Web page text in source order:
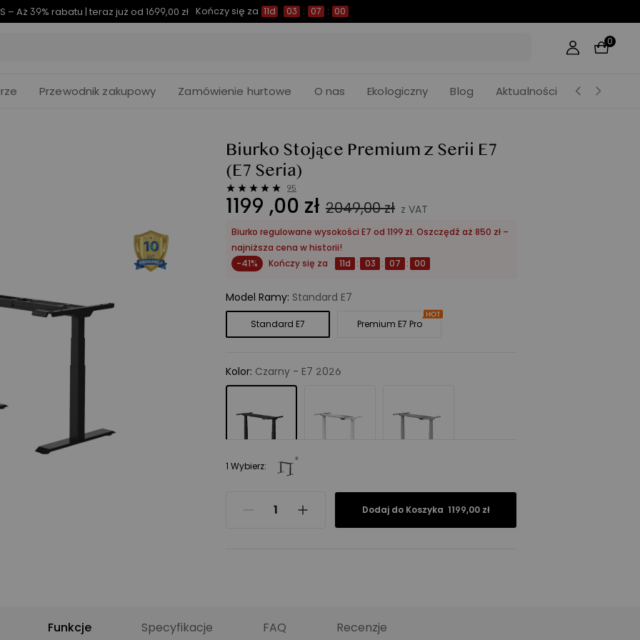
🎉 | Rabaty dla wczesnych ptaków do 850 zł Kończy się za 11d 03 :
0
Przewodnik zakupowy Zamówienie hurtowe O nas Ekologiczny Blog Aktualności
Biurko Stojące Premium z Serii E7
(E7 Seria)
95
1199 ,00 zł 2049,00 zł z VAT
Biurko regulowane wysokości E7 od 1199 zł. Oszczędź aż 850 zł –
najniższa cena w historii!
-41%
Kończy się za 11d : 03 : 06 : 58
Model Ramy: Standard E7
Standard E7 Premium E7 Pro
Kolor: Czarny - E7 2026
Nie, dziękuję
Nie, dziękuję Płyta wiórowa
1 Wybierz:
Dodaj do Koszyka 1199,00 zł
Funkcje Specyfikacje FAQ Recenzje